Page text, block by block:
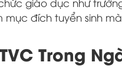
đích tuyển sinh
Trong